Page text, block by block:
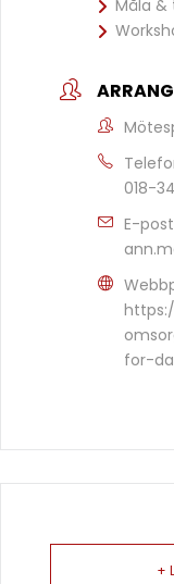
Måla &
018-
E-post
for-
+